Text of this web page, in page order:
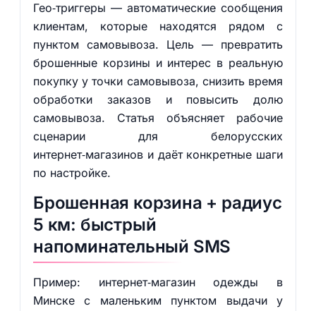
Гео‑триггеры — автоматические сообщения
клиентам, которые находятся рядом с
пунктом самовывоза. Цель — превратить
брошенные корзины и интерес в реальную
покупку у точки самовывоза, снизить время
обработки заказов и повысить долю
самовывоза. Статья объясняет рабочие
сценарии для белорусских
интернет‑магазинов и даёт конкретные шаги
по настройке.
Брошенная корзина + радиус
5 км: быстрый
напоминательный SMS
Пример: интернет‑магазин одежды в
Минске с маленьким пунктом выдачи у